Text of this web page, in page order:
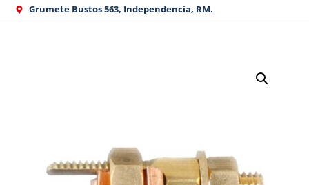
Grumete Bustos 563, Independencia, RM.